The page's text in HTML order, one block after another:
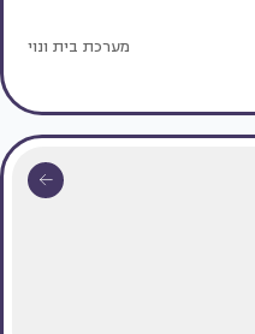
מערכת בית ונוי